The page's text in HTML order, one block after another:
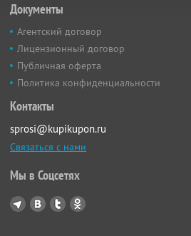
Документы
Агентский договор
Лицензионный договор
Публичная оферта
Политика конфиденциальности
Контакты
sprosi@kupikupon.ru
Связаться с нами
Мы в Соцсетях